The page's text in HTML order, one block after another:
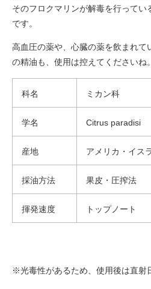
そのフロクマリンが解毒を行ってい
です。
高血圧の薬や、心臓の薬を飲まれて
の精油も、使用は控えてくださいね。
科名 ミカン科
学名 Citrus paradisi
産地 アメリカ・イス
採油方法 果皮・圧搾法
揮発速度 トップノート
※光毒性があるため、使用後は直射